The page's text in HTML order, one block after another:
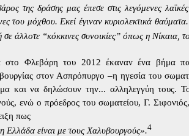
της δράσης μας έπεσε στις λεγόμενες
του μόχθου. Εκεί έγιναν κυριολεκτικά
σε άλλοτε “κόκκινες συνοικίες” όπως η Νίκαια,
Φλεβάρη του 2012 έκαναν ένα βήμα
στον Ασπρόπυργο –η ηγεσία του
και να δηλώσουν την... αλληλεγγύη τους.
ενώ ο πρόεδρος του σωματείου, Γ.
πως
Ελλάδα είναι με τους Χαλυβουργούς».4